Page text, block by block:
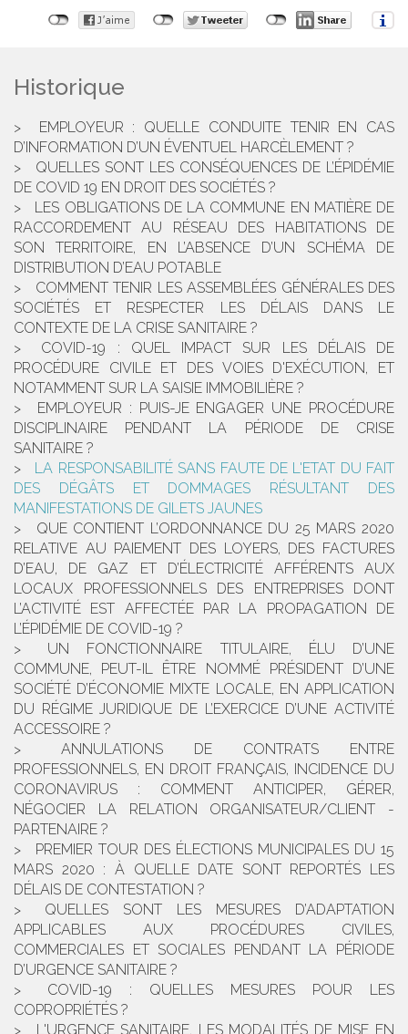
Historique
EMPLOYEUR : QUELLE CONDUITE TENIR EN CAS
D’INFORMATION D’UN ÉVENTUEL HARCÈLEMENT ?
QUELLES SONT LES CONSÉQUENCES DE L’ÉPIDÉMIE
DE COVID 19 EN DROIT DES SOCIÉTÉS ?
LES OBLIGATIONS DE LA COMMUNE EN MATIÈRE DE
RACCORDEMENT AU RÉSEAU DES HABITATIONS DE
SON TERRITOIRE, EN L’ABSENCE D’UN SCHÉMA DE
DISTRIBUTION D’EAU POTABLE
COMMENT TENIR LES ASSEMBLÉES GÉNÉRALES DES
SOCIÉTÉS ET RESPECTER LES DÉLAIS DANS LE
CONTEXTE DE LA CRISE SANITAIRE ?
COVID-19 : QUEL IMPACT SUR LES DÉLAIS DE
PROCÉDURE CIVILE ET DES VOIES D'EXÉCUTION, ET
NOTAMMENT SUR LA SAISIE IMMOBILIÈRE ?
EMPLOYEUR : PUIS-JE ENGAGER UNE PROCÉDURE
DISCIPLINAIRE PENDANT LA PÉRIODE DE CRISE
SANITAIRE ?
LA RESPONSABILITÉ SANS FAUTE DE L'ETAT DU FAIT
DES DÉGÂTS ET DOMMAGES RÉSULTANT DES
MANIFESTATIONS DE GILETS JAUNES
QUE CONTIENT L’ORDONNANCE DU 25 MARS 2020
RELATIVE AU PAIEMENT DES LOYERS, DES FACTURES
D’EAU, DE GAZ ET D’ÉLECTRICITÉ AFFÉRENTS AUX
LOCAUX PROFESSIONNELS DES ENTREPRISES DONT
L’ACTIVITÉ EST AFFECTÉE PAR LA PROPAGATION DE
L’ÉPIDÉMIE DE COVID-19 ?
UN FONCTIONNAIRE TITULAIRE, ÉLU D’UNE
COMMUNE, PEUT-IL ÊTRE NOMMÉ PRÉSIDENT D’UNE
SOCIÉTÉ D’ÉCONOMIE MIXTE LOCALE, EN APPLICATION
DU RÉGIME JURIDIQUE DE L’EXERCICE D’UNE ACTIVITÉ
ACCESSOIRE ?
ANNULATIONS DE CONTRATS ENTRE
PROFESSIONNELS, EN DROIT FRANÇAIS, INCIDENCE DU
CORONAVIRUS : COMMENT ANTICIPER, GÉRER,
NÉGOCIER LA RELATION ORGANISATEUR/CLIENT -
PARTENAIRE ?
PREMIER TOUR DES ÉLECTIONS MUNICIPALES DU 15
MARS 2020 : À QUELLE DATE SONT REPORTÉS LES
DÉLAIS DE CONTESTATION ?
QUELLES SONT LES MESURES D’ADAPTATION
APPLICABLES AUX PROCÉDURES CIVILES,
COMMERCIALES ET SOCIALES PENDANT LA PÉRIODE
D’URGENCE SANITAIRE ?
COVID-19 : QUELLES MESURES POUR LES
COPROPRIÉTÉS ?
L'URGENCE SANITAIRE, LES MODALITÉS DE MISE EN